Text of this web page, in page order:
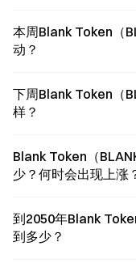
本周Blank Token（
动？
下周Blank Token（
样？
Blank Token（
少？何时会出现上涨
到2050年Blank
到多少？